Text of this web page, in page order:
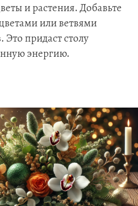
и растения. Добавьте
или ветвями
Это придаст столу
энергию.